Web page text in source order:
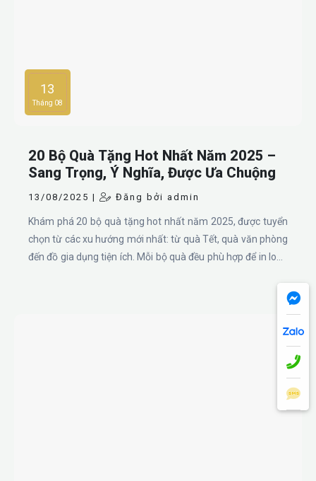
13
Tháng 08
20 Bộ Quà Tặng Hot Nhất Năm 2025 –
Sang Trọng, Ý Nghĩa, Được Ưa Chuộng
13/08/2025 | Đăng bởi admin
Khám phá 20 bộ quà tặng hot nhất năm 2025, được tuyển
chọn từ các xu hướng mới nhất: từ quà Tết, quà văn phòng
đến đồ gia dụng tiện ích. Mỗi bộ quà đều phù hợp để in logo